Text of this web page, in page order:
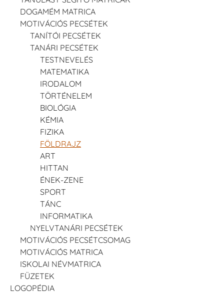
DOGAMÉM MATRICA
MOTIVÁCIÓS PECSÉTEK
TANÍTÓI PECSÉTEK
TANÁRI PECSÉTEK
TESTNEVELÉS
MATEMATIKA
IRODALOM
TÖRTÉNELEM
BIOLÓGIA
KÉMIA
FIZIKA
FÖLDRAJZ
ART
HITTAN
ÉNEK-ZENE
SPORT
TÁNC
INFORMATIKA
NYELVTANÁRI PECSÉTEK
MOTIVÁCIÓS PECSÉTCSOMAG
MOTIVÁCIÓS MATRICA
ISKOLAI NÉVMATRICA
FÜZETEK
LOGOPÉDIA